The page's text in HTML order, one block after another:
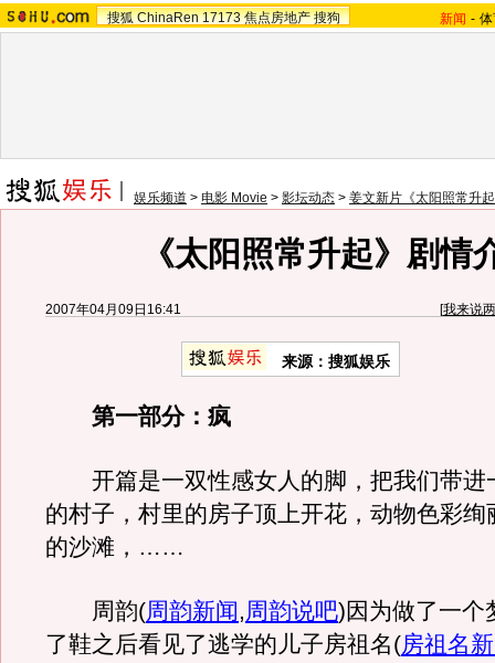
搜狐 ChinaRen 17173 焦点房地产 搜狗 新闻 -
娱乐频道 > 电影 Movie > 影坛动态 > 姜文新片《太阳照常升
《太阳照常升起》剧情
2007年04月09日16:41 [我来说
来源：搜狐娱乐
第一部分：疯
开篇是一双性感女人的脚，把我们带进
的村子，村里的房子顶上开花，动物色彩绚
的沙滩，……
周韵(周韵新闻,周韵说吧)因为做了一个
了鞋之后看见了逃学的儿子房祖名(房祖名